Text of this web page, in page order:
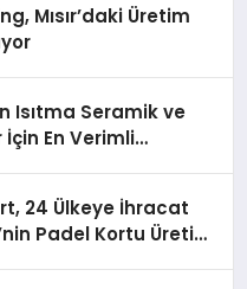
Mısır’daki Üretim
Isıtma Seramik ve
En Verimli
24 Ülkeye İhracat
Padel Kortu Üretim